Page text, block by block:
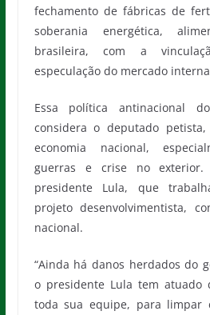
fechamento de fábricas de
soberania energética,
brasileira, com a
especulação do mercado
Essa política antinacional
considera o deputado
economia nacional,
guerras e crise no
presidente Lula, que
projeto desenvolvimentista,
nacional.
“Ainda há danos herdados do
o presidente Lula tem atuado
toda sua equipe, para limpar